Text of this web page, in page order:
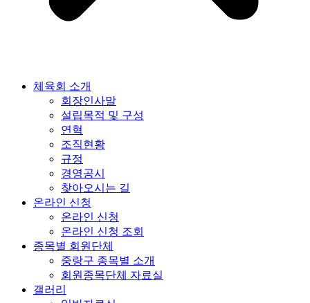
체육회 소개
회장인사말
설립목적 및 구성
연혁
조직현황
규정
경영공시
찾아오시는 길
온라인 신청
온라인 신청
온라인 신청 조회
종목별 회원단체
중랑구 종목별 소개
회원종목단체 자료실
갤러리